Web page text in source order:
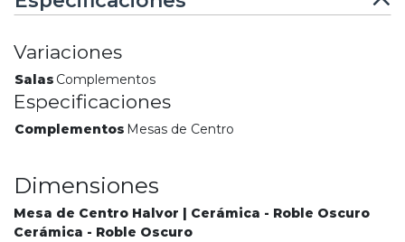
Variaciones
Salas Complementos
Especificaciones
Complementos Mesas de Centro
Dimensiones
Mesa de Centro Halvor | Cerámica - Roble Oscuro
Cerámica - Roble Oscuro